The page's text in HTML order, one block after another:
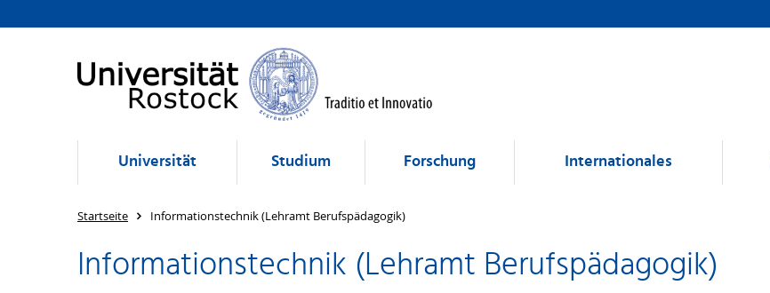
Universität Studium Forschung Internationales
Startseite Informationstechnik (Lehramt Berufspädagogik)
Informationstechnik (Lehramt Berufspädagogik)